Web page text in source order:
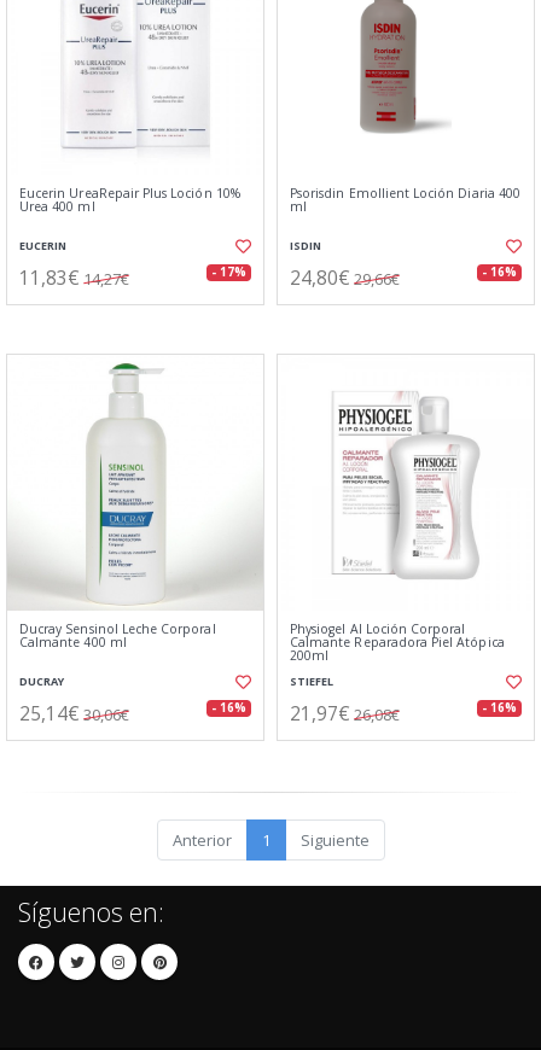
Eucerin UreaRepair Plus Loción 10%
Urea 400 ml
EUCERIN
11,83€ 14,27€ - 17%
Psorisdin Emollient Loción Diaria 400
ml
ISDIN
24,80€ 29,66€ - 16%
Ducray Sensinol Leche Corporal
Calmante 400 ml
DUCRAY
25,14€ 30,06€ - 16%
Physiogel AI Loción Corporal
Calmante Reparadora Piel Atópica
200ml
STIEFEL
21,97€ 26,08€ - 16%
Anterior 1 Siguiente
Síguenos en: